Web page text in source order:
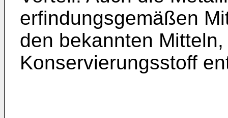
erfindungsgemäßen
den bekannten
Konservierungsstoff